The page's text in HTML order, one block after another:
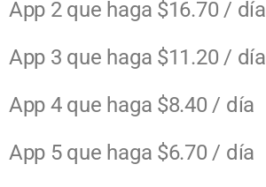
App 2 que haga $16.70 / día
App 3 que haga $11.20 / día
App 4 que haga $8.40 / día
App 5 que haga $6.70 / día